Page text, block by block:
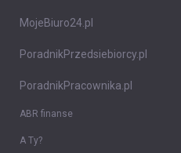
MojeBiuro24.pl
PoradnikPrzedsiebiorcy.pl
PoradnikPracownika.pl
ABR finanse
A Ty?